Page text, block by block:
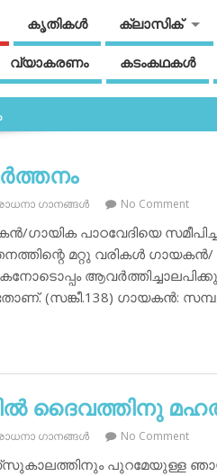
കൃതികൾ ക്ലാസിക്
വ്യാകരണം കടംകഥകള്‍
ഗാനങ്ങള്‍ No Comment
ഗായിക പാഠവേദിയെ
മറ്റു വരികള്‍
(സങ്കീ.138) ഗായകന്‍:
ദൈവത്തിനു
ഗാനങ്ങള്‍ No Comment
പുറമേയുള്ള